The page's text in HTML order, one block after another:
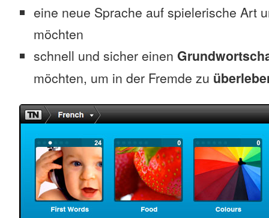
eine neue Sprache auf spielerische Art
möchten
schnell und sicher einen
möchten, um in der Fremde zu